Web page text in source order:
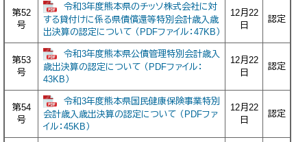
第52
号
令和3年度熊本県のチッソ株式会社に対
する貸付けに係る県債償還等特別会計歳入歳
出決算の認定について （PDFファイル：47KB）
12月22
日
認定
第53
号
令和3年度熊本県公債管理特別会計歳入
歳出決算の認定について （PDFファイル：
43KB）
12月22
日
認定
第54
号
令和3年度熊本県国民健康保険事業特別
会計歳入歳出決算の認定について （PDFファ
イル：45KB）
12月22
日
認定